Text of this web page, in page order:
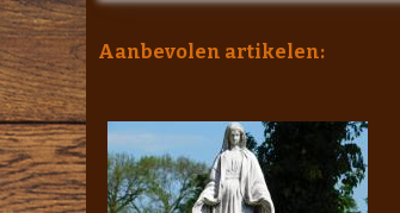
Aanbevolen artikelen: